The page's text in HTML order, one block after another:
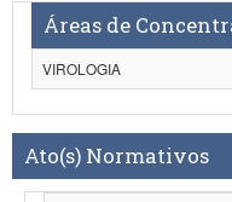
Áreas de
VIROLOGIA
Ato(s) Normativos